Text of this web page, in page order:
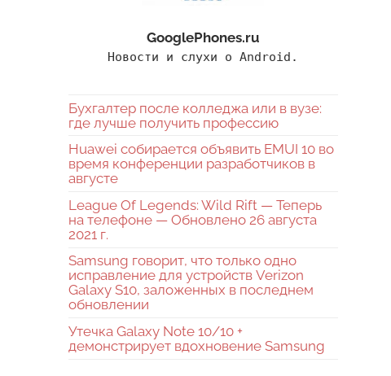
GooglePhones.ru
Новости и слухи о Android.
Бухгалтер после колледжа или в вузе:
где лучше получить профессию
Huawei собирается объявить EMUI 10 во
время конференции разработчиков в
августе
League Of Legends: Wild Rift — Теперь
на телефоне — Обновлено 26 августа
2021 г.
Samsung говорит, что только одно
исправление для устройств Verizon
Galaxy S10, заложенных в последнем
обновлении
Утечка Galaxy Note 10/10 +
демонстрирует вдохновение Samsung